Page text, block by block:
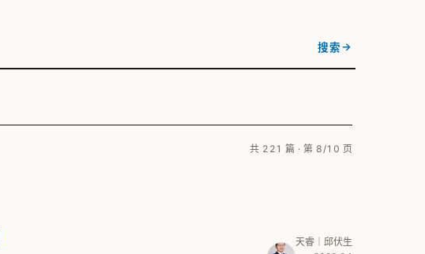
搜索→
共 221 篇 · 第 8/10 页
天睿｜邱伏生